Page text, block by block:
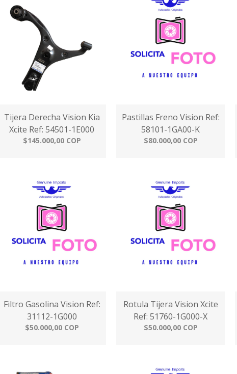
Tijera Derecha Vision Kia
Xcite Ref: 54501-1E000
$145.000,00 COP
Pastillas Freno Vision Ref:
58101-1GA00-K
$80.000,00 COP
Filtro Gasolina Vision Ref:
31112-1G000
$50.000,00 COP
Rotula Tijera Vision Xcite
Ref: 51760-1G000-X
$50.000,00 COP